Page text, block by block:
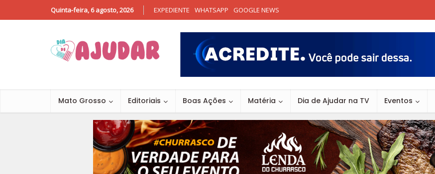
Quinta-feira, 6 agosto, 2026 EXPEDIENTE WHATSAPP GOOGLE NEWS
Mato Grosso Editoriais Boas Ações Matéria Dia de Ajudar na TV Eventos